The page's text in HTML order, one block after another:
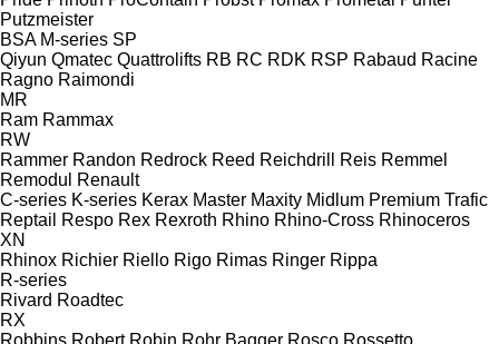
Putzmeister
BSA M-series SP
Qiyun Qmatec Quattrolifts RB RC RDK RSP Rabaud Racine
Ragno Raimondi
MR
Ram Rammax
RW
Rammer Randon Redrock Reed Reichdrill Reis Remmel
Remodul
Renault
C-series K-series Kerax Master Maxity Midlum Premium Trafic
Reptail
Respo Rex Rexroth Rhino Rhino-Cross Rhinoceros
XN
Rhinox Richier Riello Rigo Rimas Ringer Rippa
R-series
Rivard Roadtec
RX
Robbins Robert Robin Rohr Bagger Rosco Rossetto